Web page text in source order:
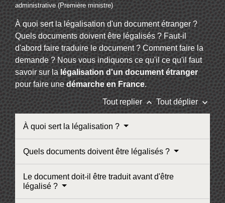
administrative (Première ministre)
À quoi sert la légalisation d'un document étranger ?
Quels documents doivent être légalisés ? Faut-il
d'abord faire traduire le document ? Comment faire la
demande ? Nous vous indiquons ce qu'il ce qu'il faut
savoir sur la légalisation d'un document étranger
pour faire unedémarche en France.
Tout replierkeyboard_arrow_up Tout déplierkeyboard_arrow_down
À quoi sert la légalisation ?
Quels documents doivent être légalisés ?
Le document doit-il être traduit avant d'être
légalisé ?